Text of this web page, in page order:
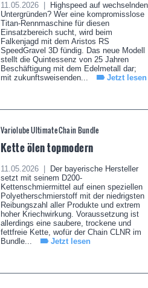
11.05.2026 |
Highspeed auf wechselnden
Untergründen? Wer eine kompromisslose
Titan-Rennmaschine für diesen
Einsatzbereich sucht, wird beim
Falkenjagd mit dem Aristos RS
SpeedGravel 3D fündig. Das neue Modell
stellt die Quintessenz von 25 Jahren
Beschäftigung mit dem Edelmetall dar;
mit zukunftsweisenden...
Jetzt lesen
Variolube Ultimate Chain Bundle
Kette ölen topmodern
11.05.2026 |
Der bayerische Hersteller
setzt mit seinem D200-
Kettenschmiermittel auf einen speziellen
Polyetherschmierstoff mit der niedrigsten
Reibungszahl aller Produkte und extrem
hoher Kriechwirkung. Voraussetzung ist
allerdings eine saubere, trockene und
fettfreie Kette, wofür der Chain CLNR im
Bundle...
Jetzt lesen